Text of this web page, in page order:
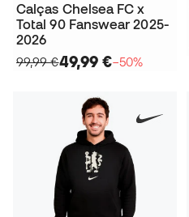
Calças Chelsea FC x
Total 90 Fanswear 2025-
2026
99,99 €49,99 €−50%